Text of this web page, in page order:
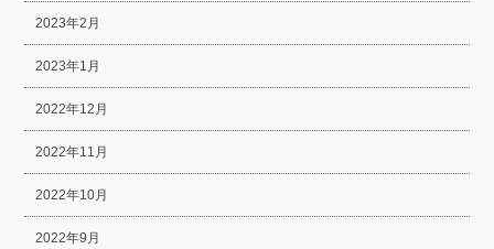
2023年2月
2023年1月
2022年12月
2022年11月
2022年10月
2022年9月